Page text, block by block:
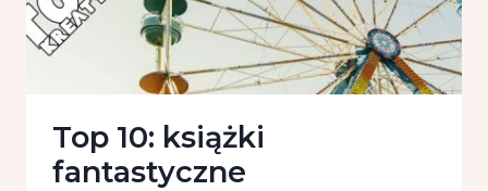
Top 10: książki
fantastyczne